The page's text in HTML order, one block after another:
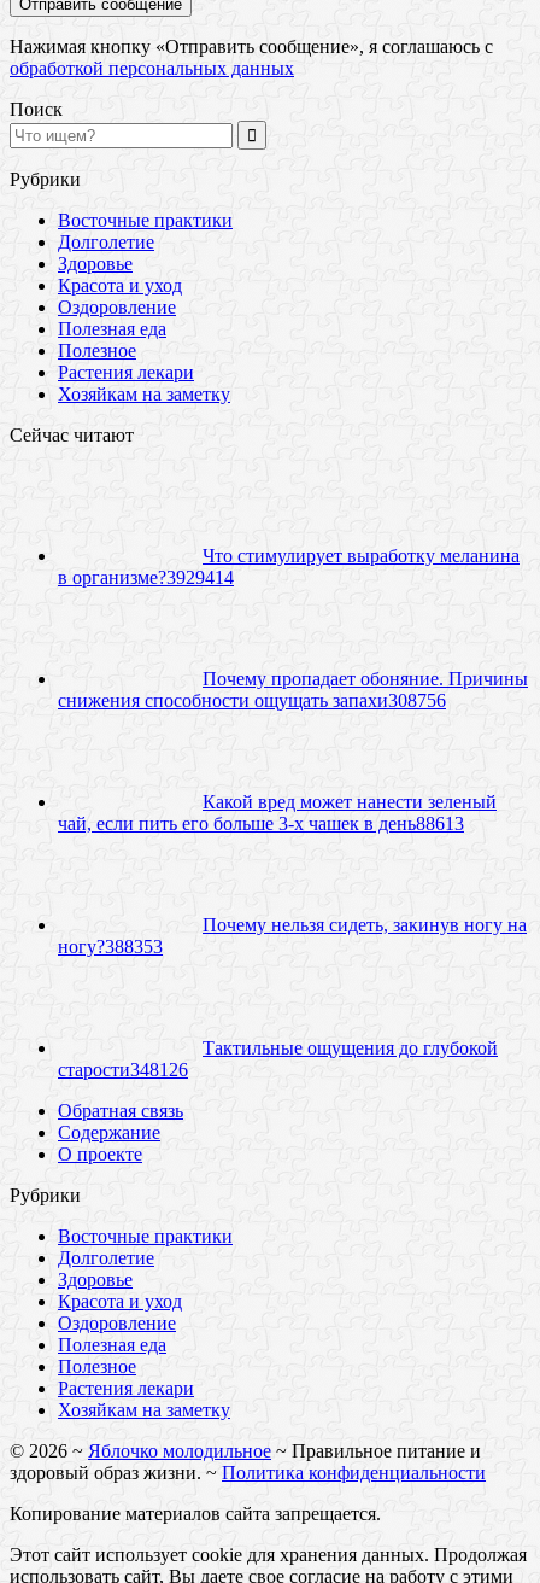
Нажимая кнопку «Отправить сообщение», я соглашаюсь с
обработкой персональных данных
Поиск
Рубрики
Восточные практики
Долголетие
Здоровье
Красота и уход
Оздоровление
Полезная еда
Полезное
Растения лекари
Хозяйкам на заметку
Сейчас читают
Что стимулирует выработку меланина
в организме?3929414
Почему пропадает обоняние. Причины
снижения способности ощущать запахи308756
Какой вред может нанести зеленый
чай, если пить его больше 3-х чашек в день88613
Почему нельзя сидеть, закинув ногу на
ногу?388353
Тактильные ощущения до глубокой
старости348126
Обратная связь
Содержание
О проекте
Рубрики
Восточные практики
Долголетие
Здоровье
Красота и уход
Оздоровление
Полезная еда
Полезное
Растения лекари
Хозяйкам на заметку
© 2026 ~ Яблочко молодильное ~ Правильное питание и
здоровый образ жизни. ~ Политика конфиденциальности
Копирование материалов сайта запрещается.
Этот сайт использует cookie для хранения данных. Продолжая
использовать сайт, Вы даете свое согласие на работу с этими